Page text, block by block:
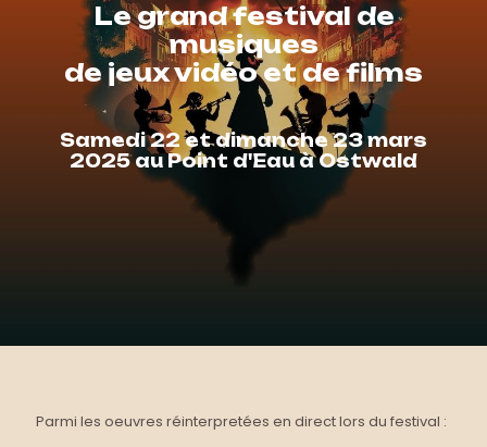
Le grand festival de
musiques
de jeux vidéo et de films
Samedi 22 et dimanche 23 mars
2025 au Point d'Eau à Ostwald
Parmi les oeuvres réinterpretées en direct lors du festival :